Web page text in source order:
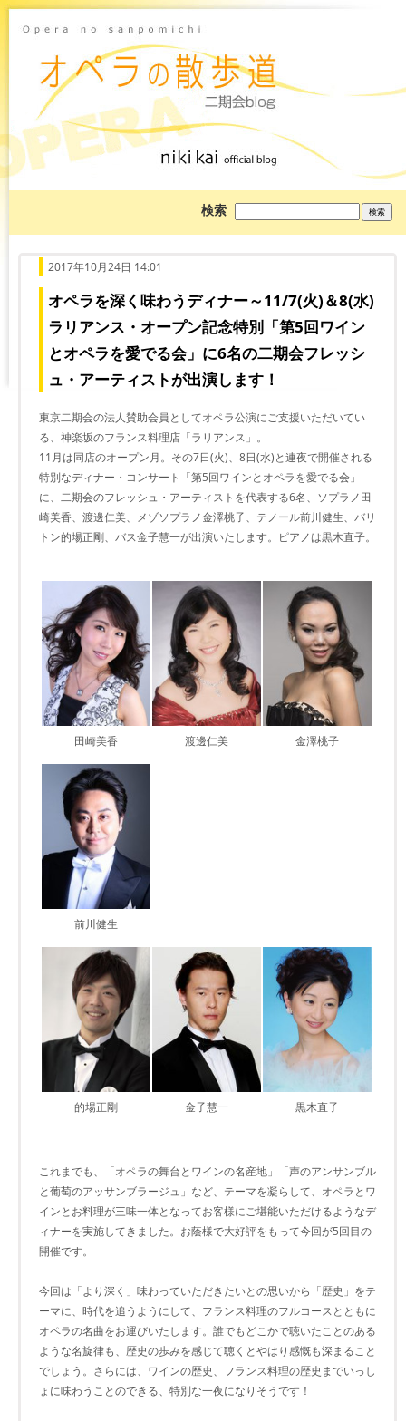
検索
を
2017年10月24日 14:01
オペラを深く味わうディナー～11/7(火)＆8(水)
ラリアンス・オープン記念特別「第5回ワイン
とオペラを愛でる会」に6名の二期会フレッシ
ュ・アーティストが出演します！
東京二期会の法人賛助会員としてオペラ公演にご支援いただいてい
る、神楽坂のフランス料理店「ラリアンス」。
11月は同店のオープン月。その7日(火)、8日(水)と連夜で開催される
特別なディナー・コンサート「第5回ワインとオペラを愛でる会」
に、二期会のフレッシュ・アーティストを代表する6名、ソプラノ田
崎美香、渡邊仁美、メゾソプラノ金澤桃子、テノール前川健生、バリ
トン的場正剛、バス金子慧一が出演いたします。ピアノは黒木直子。
田崎美香 渡邊仁美 金澤桃子
前川健生
的場正剛 金子慧一 黒木直子
これまでも、「オペラの舞台とワインの名産地」「声のアンサンブル
と葡萄のアッサンブラージュ」など、テーマを凝らして、オペラとワ
インとお料理が三味一体となってお客様にご堪能いただけるようなデ
ィナーを実施してきました。お蔭様で大好評をもって今回が5回目の
開催です。
今回は「より深く」味わっていただきたいとの思いから「歴史」をテ
ーマに、時代を追うようにして、フランス料理のフルコースとともに
オペラの名曲をお運びいたします。誰でもどこかで聴いたことのある
ような名旋律も、歴史の歩みを感じて聴くとやはり感慨も深まること
でしょう。さらには、ワインの歴史、フランス料理の歴史までいっし
ょに味わうことのできる、特別な一夜になりそうです！